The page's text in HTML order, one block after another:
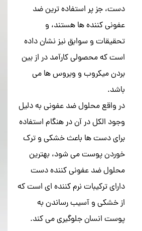
دست، جز پر استفاده ترین ضد
عفونی کننده ها هستند، و
تحقیقات و سوابق نیز نشان داده
است که محصولی کارآمد در از بین
بردن میکروب و ویروس ها می
باشد.
در واقع محلول ضد عفونی به دلیل
وجود الکل در آن در هنگام استفاده
برای دست ها باعث خشکی و ترک
خوردن پوست می شود، بهترین
محلول ضد عفونی کننده دست
دارای ترکیبات نرم کننده ای است که
از خشکی و آسیب رساندن به
پوست انسان جلوگیری می کند.